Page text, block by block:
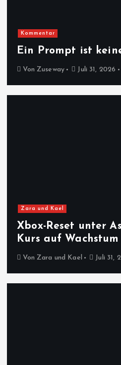
Kommentar
Ein Prompt ist
Von Zuseway Juli 31, 2026
Zara und Kael
Xbox-Reset unter
Kurs auf Wachstum
Von Zara und Kael Juli 31,